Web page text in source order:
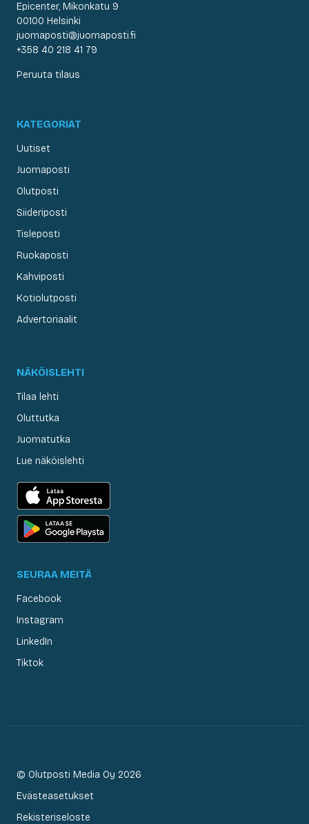
Epicenter, Mikonkatu 9
00100 Helsinki
juomaposti@juomaposti.fi
+358 40 218 41 79
Peruuta tilaus
KATEGORIAT
Uutiset
Juomaposti
Olutposti
Siideriposti
Tisleposti
Ruokaposti
Kahviposti
Kotiolutposti
Advertoriaalit
NÄKÖISLEHTI
Tilaa lehti
Oluttutka
Juomatutka
Lue näköislehti
SEURAA MEITÄ
Facebook
Instagram
LinkedIn
Tiktok
© Olutposti Media Oy 2026
Evästeasetukset
Rekisteriseloste